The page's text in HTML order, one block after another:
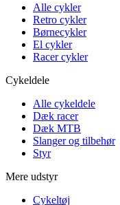
Alle cykler
Retro cykler
Børnecykler
El cykler
Racer cykler
Cykeldele
Alle cykeldele
Dæk racer
Dæk MTB
Slanger og tilbehør
Styr
Mere udstyr
Cykeltøj